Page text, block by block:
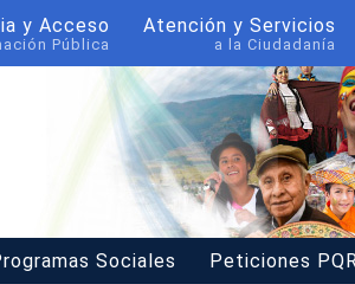
y Acceso
Pública
Atención y Servicios
a la Ciudadanía
Sociales Peticiones